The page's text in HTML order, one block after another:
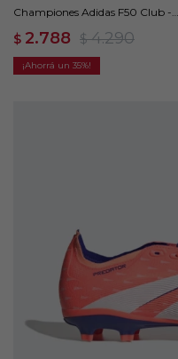
Championes Adidas F50 Club -
$ 2.788 $ 4.290
35